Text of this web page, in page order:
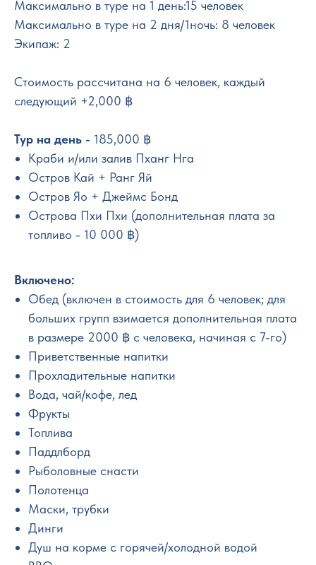
Максимально в туре на 1 день:15 человек
Максимально в туре на 2 дня/1ночь: 8 человек
Экипаж: 2
Стоимость рассчитана на 6 человек, каждый
следующий +2,000 ฿
Тур на день - 185,000 ฿
Краби и/или залив Пханг Нга
Остров Кай + Ранг Яй
Остров Яо + Джеймс Бонд
Острова Пхи Пхи (дополнительная плата за
топливо - 10 000 ฿)
Включено:
Обед (включен в стоимость для 6 человек; для
больших групп взимается дополнительная плата
в размере 2000 ฿ с человека, начиная с 7-го)
Приветственные напитки
Прохладительные напитки
Вода, чай/кофе, лед
Фрукты
Топлива
Паддлборд
Рыболовные снасти
Полотенца
Маски, трубки
Динги
Душ на корме с горячей/холодной водой